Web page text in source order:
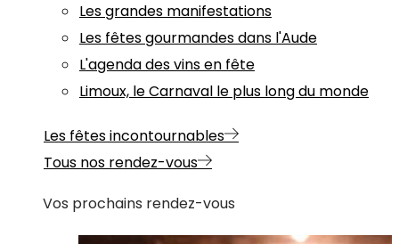
Les grandes manifestations
Les fêtes gourmandes dans l'Aude
L'agenda des vins en fête
Limoux, le Carnaval le plus long du monde
Les fêtes incontournables
Tous nos rendez-vous
Vos prochains rendez-vous